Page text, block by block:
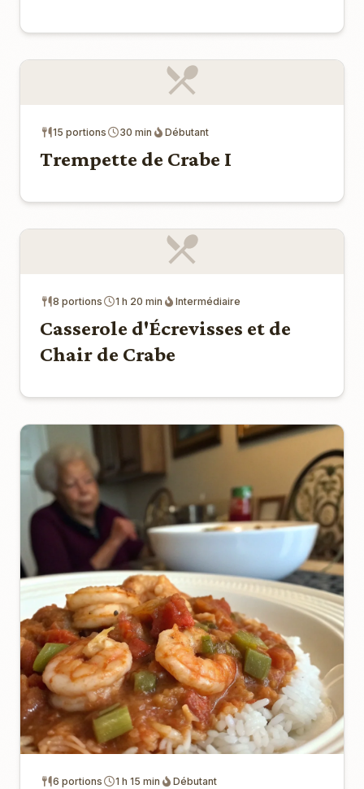
15 portions 30 min Débutant
Trempette de Crabe I
8 portions 1 h 20 min Intermédiaire
Casserole d'Écrevisses et de
Chair de Crabe
6 portions 1 h 15 min Débutant